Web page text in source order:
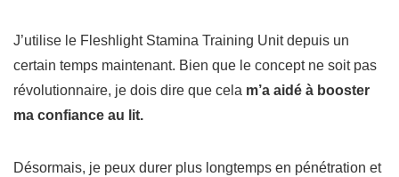
J’utilise le Fleshlight Stamina Training Unit depuis un
certain temps maintenant. Bien que le concept ne soit pas
révolutionnaire, je dois dire que cela m’a aidé à booster
ma confiance au lit.
Désormais, je peux durer plus longtemps en pénétration et